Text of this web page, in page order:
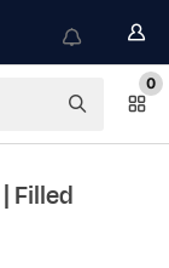
0
| Filled